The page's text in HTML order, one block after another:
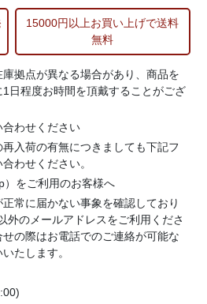
15000円以上お買い上げで送料
無料
拠点が異なる場合があり、商品を
日程度お時間を頂戴することがござ
わせください
入荷の有無につきましても下記フ
わせください。
をご利用のお客様へ
常に届かない事象を確認しており
外のメールアドレスをご利用くださ
の際はお電話でのご連絡が可能な
たします。